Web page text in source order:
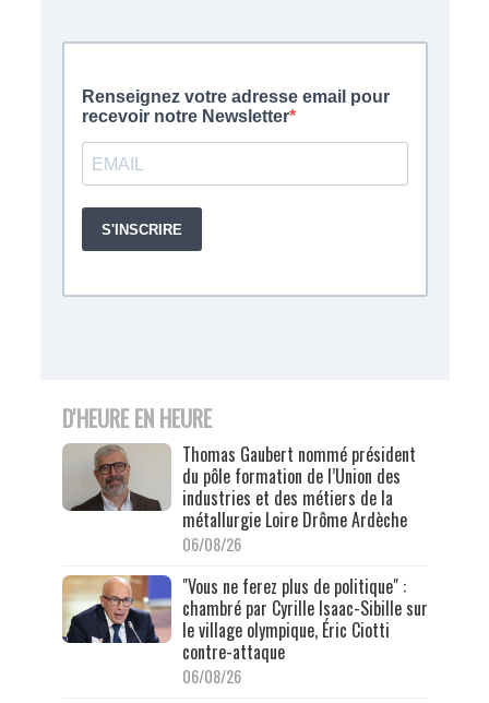
D'HEURE EN HEURE
Thomas Gaubert nommé président
du pôle formation de l’Union des
industries et des métiers de la
métallurgie Loire Drôme Ardèche
06/08/26
"Vous ne ferez plus de politique" :
chambré par Cyrille Isaac-Sibille sur
le village olympique, Éric Ciotti
contre-attaque
06/08/26